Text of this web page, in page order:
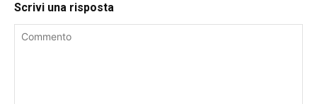
Scrivi una risposta